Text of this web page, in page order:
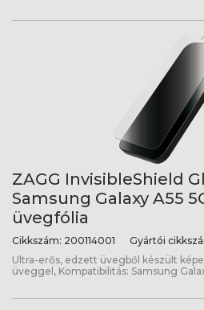
ZAGG InvisibleShield
Samsung Galaxy A55
üvegfólia
Cikkszám: 200114001 Gyártói
Ultra-erős, edzett üvegből készült
üveggel, Kompatibilitás: Samsung